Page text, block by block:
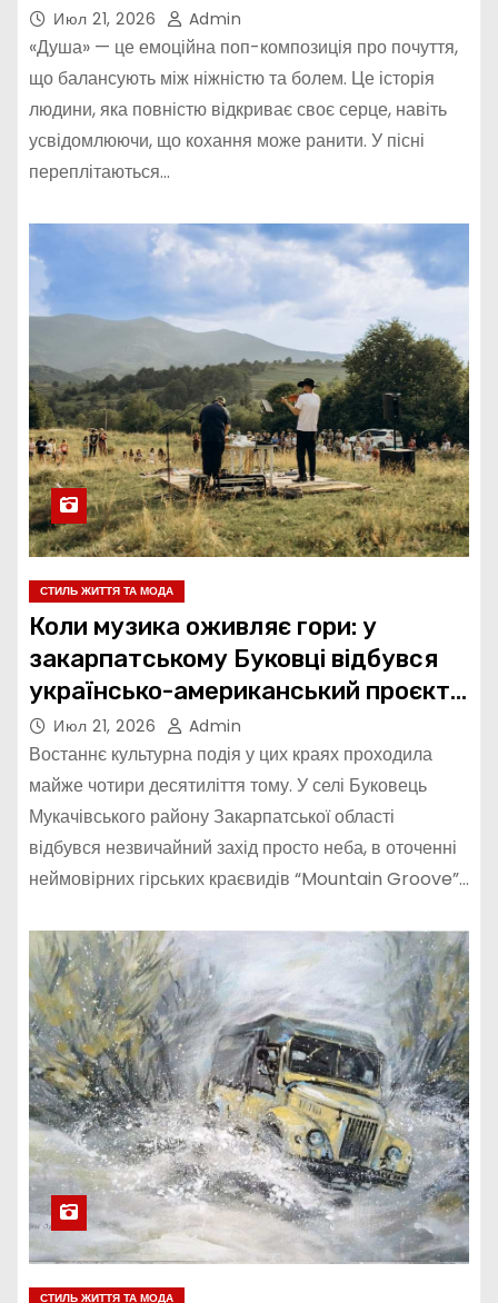
Июл 21, 2026 Admin
«Душа» — це емоційна поп-композиція про почуття,
що балансують між ніжністю та болем. Це історія
людини, яка повністю відкриває своє серце, навіть
усвідомлюючи, що кохання може ранити. У пісні
переплітаються…
СТИЛЬ ЖИТТЯ ТА МОДА
Коли музика оживляє гори: у
закарпатському Буковці відбувся
українсько-американський проєкт
«Mountain Groove»
Июл 21, 2026 Admin
Востаннє культурна подія у цих краях проходила
майже чотири десятиліття тому. У селі Буковець
Мукачівського району Закарпатської області
відбувся незвичайний захід просто неба, в оточенні
неймовірних гірських краєвидів “Mountain Groove”…
СТИЛЬ ЖИТТЯ ТА МОДА